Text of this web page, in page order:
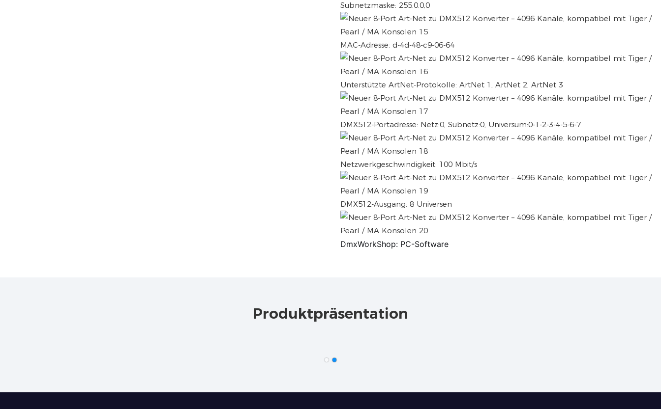
Subnetzmaske: 255.0.0,0
MAC-Adresse: d-4d-48-c9-06-64
Unterstützte ArtNet-Protokolle: ArtNet 1, ArtNet 2, ArtNet 3
DMX512-Portadresse: Netz:0, Subnetz:0, Universum:0-1-2-3-4-5-6-7
Netzwerkgeschwindigkeit: 100 Mbit/s
DMX512-Ausgang: 8 Universen
DmxWorkShop: PC-Software
Produktpräsentation